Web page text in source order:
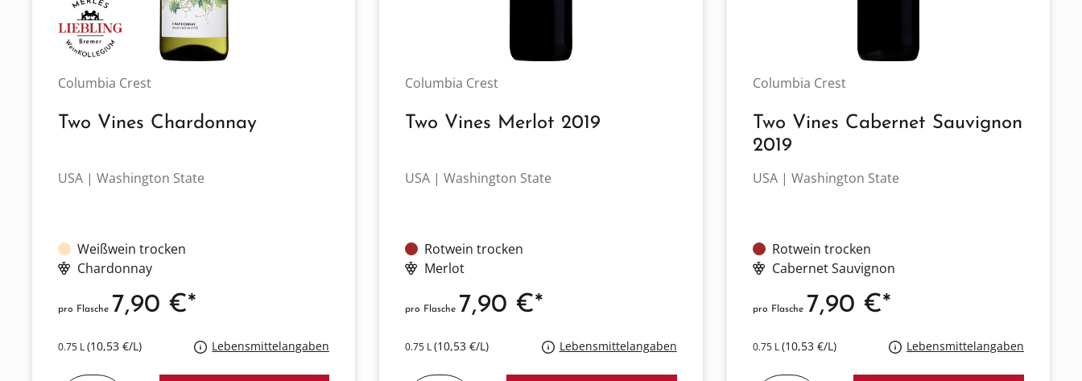
Columbia Crest
Two Vines Chardonnay
USA | Washington State
Weißwein trocken
Chardonnay
0.75 L(10,53 €/L) Lebensmittelangaben
pro Flasche 7,90 €*
Columbia Crest
Two Vines Merlot 2019
USA | Washington State
Rotwein trocken
Merlot
0.75 L(10,53 €/L) Lebensmittelangaben
pro Flasche 7,90 €*
Columbia Crest
Two Vines Cabernet Sauvignon
2019
USA | Washington State
Rotwein trocken
Cabernet Sauvignon
0.75 L(10,53 €/L) Lebensmittelangaben
pro Flasche 7,90 €*